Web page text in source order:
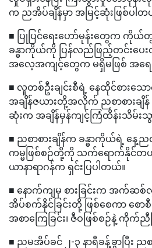
က ညအိပ်ချိန်မှာ အမြင့်ဆုံးဖြစ်ပါတ
■ ပြုပြင်ရေးဟော်မုန်းတွေက ကို
ခန္ဓာကိုယ်ကို ပြန်လည်ဖြည့်တင်းပေး
အလေ့အကျင့်တွေက မရှိမဖြစ် အရေ
■ လူတစ်ဦးချင်းစီရဲ့ နေထိုင်စားသ
အချိန်ဇယားတို့အလိုက် ညစာစားချိန်
ဆုံးက အချိန်မှန်ကျင့်ကြံထိန်းသိမ်းသွ
■ ညစာစားချိန်က ခန္ဓာကိုယ်ရဲ့ န
ကမ္မဖြစ်စဉ်တို့ကို သက်ရောက်နိုင်
ယာနာရာဂန်က ရှင်းပြပါတယ်။
■ နောက်ကျမှ စားခြင်းက အက်ဆစ်လ
အိပ်စက်နိုင်ခြင်းတို့ ဖြစ်စေကာ စောစီး
အစာကြေခြင်း၊ ဇီဝဖြစ်စဉ်နဲ့ ကိုက်
■ ညမအိပ်ခင် ၂-၃ နာရီခန့်ခွာပြီး